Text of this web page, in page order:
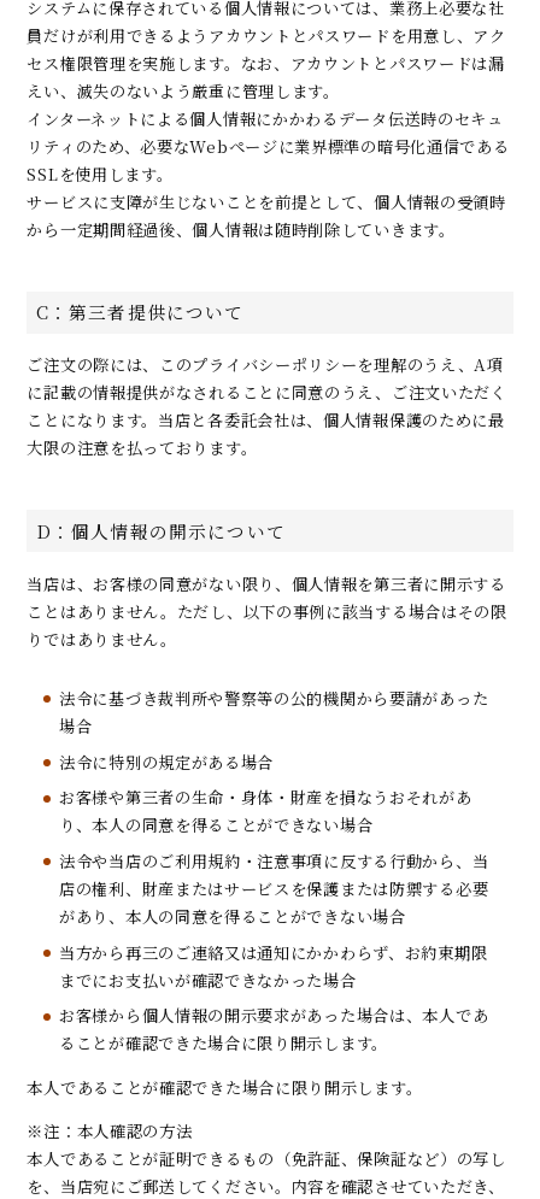
システムに保存されている個人情報については、業務上必要な社
員だけが利用できるようアカウントとパスワードを用意し、アク
セス権限管理を実施します。なお、アカウントとパスワードは漏
えい、滅失のないよう厳重に管理します。
インターネットによる個人情報にかかわるデータ伝送時のセキュ
リティのため、必要なWebページに業界標準の暗号化通信である
SSLを使用します。
サービスに支障が生じないことを前提として、個人情報の受領時
から一定期間経過後、個人情報は随時削除していきます。
C：第三者提供について
ご注文の際には、このプライバシーポリシーを理解のうえ、A項
に記載の情報提供がなされることに同意のうえ、ご注文いただく
ことになります。当店と各委託会社は、個人情報保護のために最
大限の注意を払っております。
D：個人情報の開示について
当店は、お客様の同意がない限り、個人情報を第三者に開示する
ことはありません。ただし、以下の事例に該当する場合はその限
りではありません。
法令に基づき裁判所や警察等の公的機関から要請があった
場合
法令に特別の規定がある場合
お客様や第三者の生命・身体・財産を損なうおそれがあ
り、本人の同意を得ることができない場合
法令や当店のご利用規約・注意事項に反する行動から、当
店の権利、財産またはサービスを保護または防禦する必要
があり、本人の同意を得ることができない場合
当方から再三のご連絡又は通知にかかわらず、お約束期限
までにお支払いが確認できなかった場合
お客様から個人情報の開示要求があった場合は、本人であ
ることが確認できた場合に限り開示します。
本人であることが確認できた場合に限り開示します。
※注：本人確認の方法
本人であることが証明できるもの（免許証、保険証など）の写し
を、当店宛にご郵送してください。内容を確認させていただき、